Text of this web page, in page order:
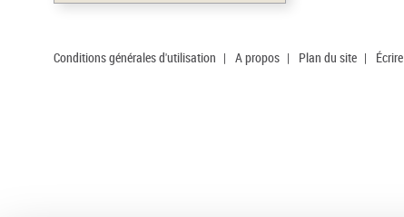
Conditions générales d'utilisation | A propos | Plan du site |